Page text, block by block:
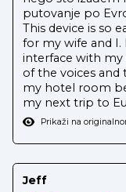
putovanje po
This device is so
for my wife and I.
interface with my
of the voices and
my hotel room
my next trip to
Prikaži na
Jeff